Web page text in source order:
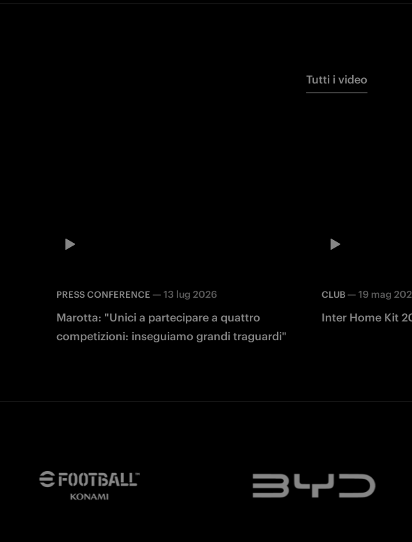
Tutti i video
PRESS CONFERENCE —13 lug 2026
Marotta: "Unici a partecipare a quattro
competizioni: inseguiamo grandi traguardi"
CLUB— 19 mag
Inter Home Kit